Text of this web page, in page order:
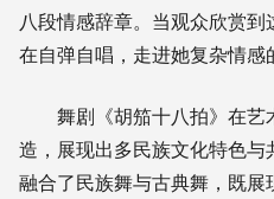
八段情感辞章。当观众欣赏
在自弹自唱，走进她复杂情感
舞剧《胡笳十八拍》在艺
造，展现出多民族文化特色
融合了民族舞与古典舞，既